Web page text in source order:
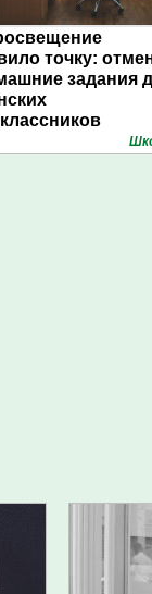
точку:
задания